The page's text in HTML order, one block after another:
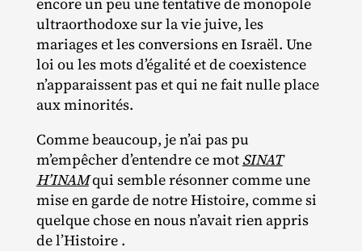
ultraorthodoxe sur la vie juive, les
mariages et les conversions en Israël. Une
loi ou les mots d’égalité et de coexistence
n’apparaissent pas et qui ne fait nulle place
aux minorités.
Comme beaucoup, je n’ai pas pu
m’empêcher d’entendre ce mot SINAT
H’INAMqui semble résonner comme une
mise en garde de notre Histoire, comme si
quelque chose en nous n’avait rien appris
de l’Histoire .